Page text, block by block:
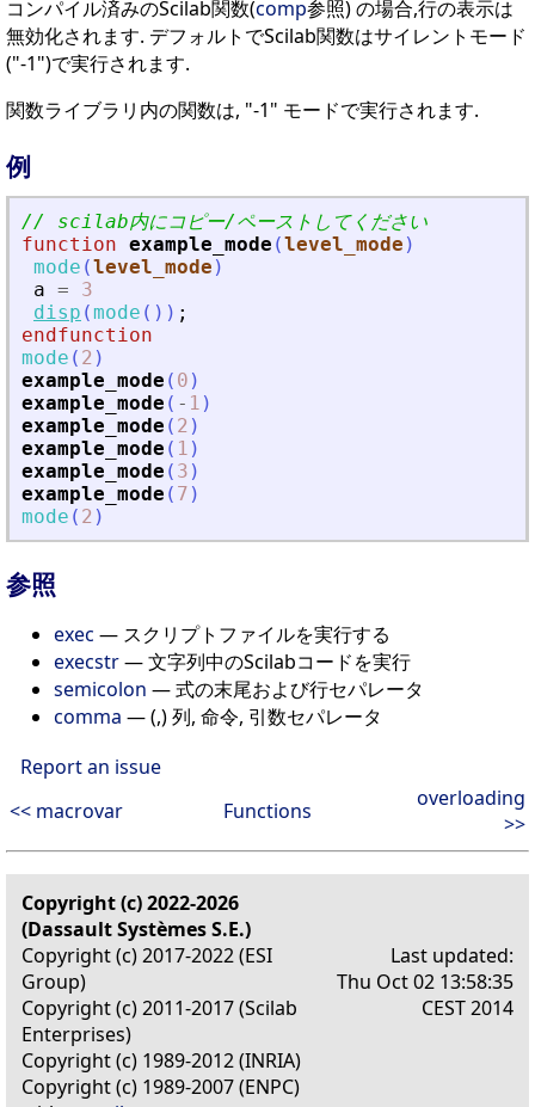
コンパイル済みのScilab関数(comp参照) の場合,行の表示は
無効化されます. デフォルトでScilab関数はサイレントモード
("-1")で実行されます.
関数ライブラリ内の関数は, "-1" モードで実行されます.
例
// scilab内にコピー/ペーストしてください
function example_mode (level_mode )
mode (level_mode )
a =
3
disp (mode ( ) ) ;
endfunction
mode ( 2 )
example_mode ( 0 )
example_mode ( - 1 )
example_mode ( 2 )
example_mode ( 1 )
example_mode ( 3 )
example_mode ( 7 )
mode ( 2 )
参照
exec — スクリプトファイルを実行する
execstr— 文字列中のScilabコードを実行
semicolon — 式の末尾および行セパレータ
comma — (,) 列, 命令, 引数セパレータ
Report an issue
<< macrovar
Functions
overloading
>>
Copyright (c) 2022-2026
(Dassault Systèmes S.E.)
Copyright (c) 2017-2022 (ESI
Group)
Copyright (c) 2011-2017 (Scilab
Enterprises)
Copyright (c) 1989-2012 (INRIA)
Copyright (c) 1989-2007 (ENPC)
Last updated:
Thu Oct 02 13:58:35
CEST 2014